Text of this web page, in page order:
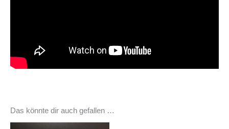
Das könnte dir auch gefallen …